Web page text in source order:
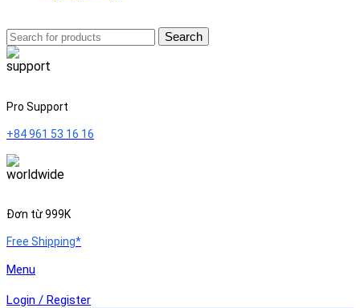
Search
Pro Support
+84 961 53 16 16
Đơn từ 999K
Free Shipping*
Menu
Login / Register